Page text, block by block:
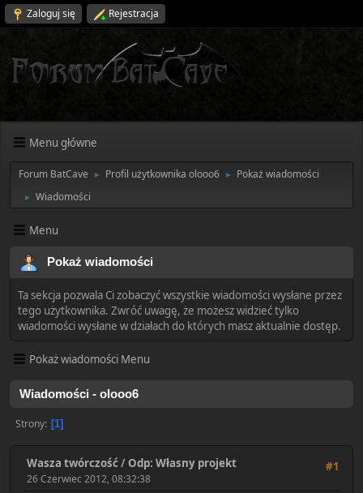
Zaloguj się Rejestracja
Menu główne
Forum BatCave ► Profil użytkownika olooo6 ► Pokaż wiadomości
► Wiadomości
Menu
Pokaż wiadomości
Ta sekcja pozwala Ci zobaczyć wszystkie wiadomości wysłane przez
tego użytkownika. Zwróć uwagę, że możesz widzieć tylko
wiadomości wysłane w działach do których masz aktualnie dostęp.
Pokaż wiadomości Menu
Wiadomości - olooo6
Strony 1
#1
Wasza twórczość/Odp: Własny projekt
26 Czerwiec 2012, 08:32:38